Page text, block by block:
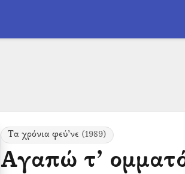
Τα χρόνια φεύ’νε (1989)
Αγαπώ τ’